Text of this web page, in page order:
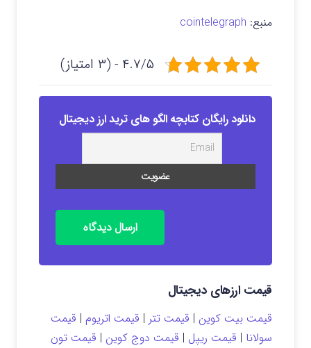
منبع: cointelegraph
۴.۷/۵ - (۳ امتیاز)
دانلود رایگان کتابچه الگو های ترید ارز دیجیتال
ارسال دیدگاه
قیمت ارزهای دیجیتال
قیمت بیت کوین | قیمت تتر | قیمت اتریوم | قیمت
سولانا | قیمت ریپل | قیمت دوج کوین | قیمت تون